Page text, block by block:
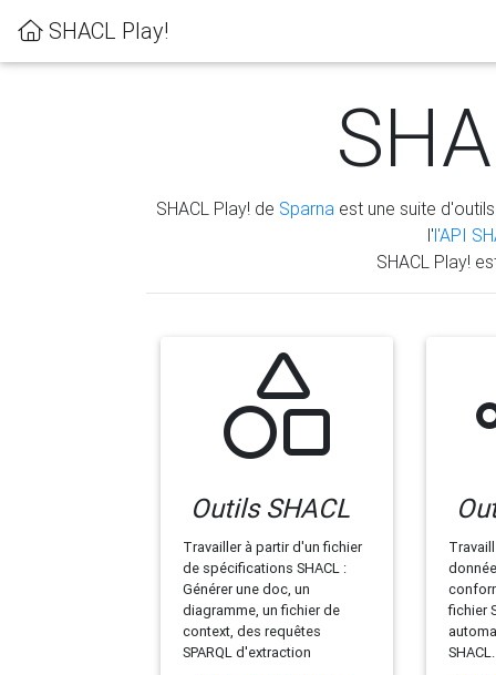
SHACL Play!
SHACL Play! de Sparna est une suite
l'l'API
SHACL Play!
Outils SHACL
Travailler à partir d'un fichier
de spécifications SHACL :
Générer une doc, un
diagramme, un fichier de
context, des requêtes
SPARQL d'extraction
fichier
SHACL.